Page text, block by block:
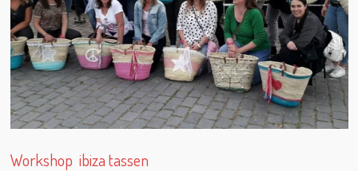
Workshop ibiza tassen